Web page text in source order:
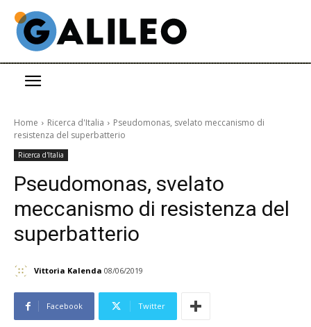
Home Ricerca d'Italia
Pseudomonas, svelato meccanismo di
resistenza del superbatterio
Ricerca d'Italia
Pseudomonas, svelato
meccanismo di resistenza del
superbatterio
Vittoria Kalenda 08/06/2019
Facebook Twitter